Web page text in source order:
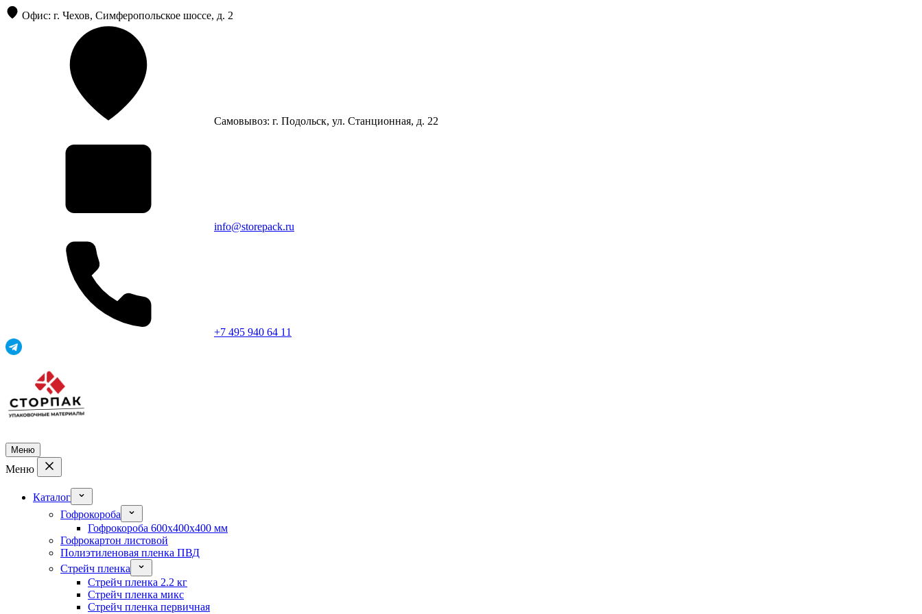
Офис: г. Чехов, Симферопольское шоссе, д. 2
Самовывоз: г. Подольск, ул. Станционная, д. 22
info@storepack.ru
+7 495 940 64 11
Меню
Меню
Каталог
Гофрокороба
Гофрокороба 600x400x400 мм
Гофрокартон листовой
Полиэтиленовая пленка ПВД
Стрейч пленка
Стрейч пленка 2.2 кг
Стрейч пленка микс
Стрейч пленка первичная